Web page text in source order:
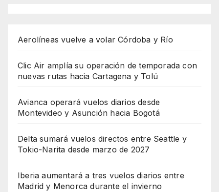
Aerolíneas vuelve a volar Córdoba y Río
Clic Air amplía su operación de temporada con
nuevas rutas hacia Cartagena y Tolú
Avianca operará vuelos diarios desde
Montevideo y Asunción hacia Bogotá
Delta sumará vuelos directos entre Seattle y
Tokio-Narita desde marzo de 2027
Iberia aumentará a tres vuelos diarios entre
Madrid y Menorca durante el invierno